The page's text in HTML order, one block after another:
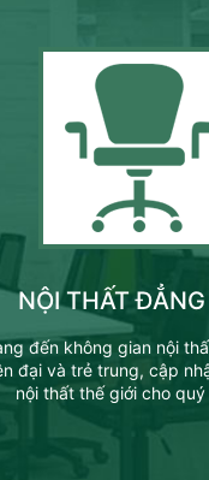
NỘI THẤT
đến không gian nội
đại và trẻ trung, cập
nội thất thế giới cho quý